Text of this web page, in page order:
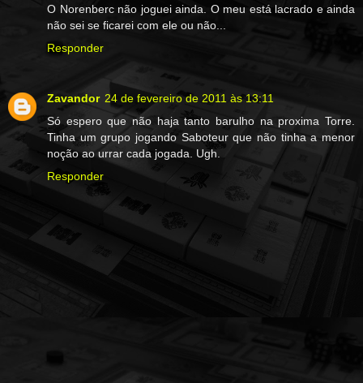
O Norenberc não joguei ainda. O meu está lacrado e ainda
não sei se ficarei com ele ou não...
Responder
Zavandor 24 de fevereiro de 2011 às 13:11
Só espero que não haja tanto barulho na proxima Torre.
Tinha um grupo jogando Saboteur que não tinha a menor
noção ao urrar cada jogada. Ugh.
Responder